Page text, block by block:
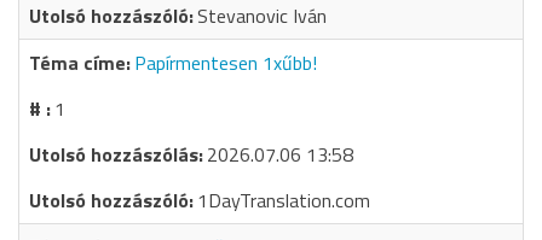
Stevanovic Iván
Papírmentesen 1xűbb!
1
2026.07.06 13:58
1DayTranslation.com